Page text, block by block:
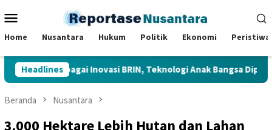
ke
Mobile
Home Nusantara Hukum Politik Ekonomi Peristiwa
Headlines
Berbagai Inovasi BRIN, Teknologi Anak Bangsa
Beranda Nusantara
3.000 Hektare Lebih Hutan dan Lahan